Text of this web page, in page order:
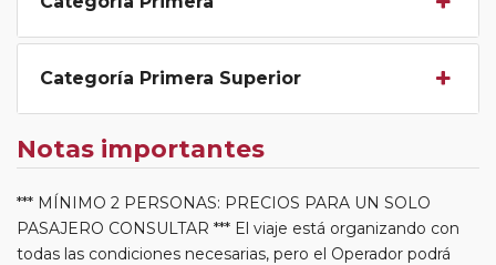
Categoría Primera Superior
Notas importantes
*** MÍNIMO 2 PERSONAS: PRECIOS PARA UN SOLO
PASAJERO CONSULTAR *** El viaje está organizando con
todas las condiciones necesarias, pero el Operador podrá